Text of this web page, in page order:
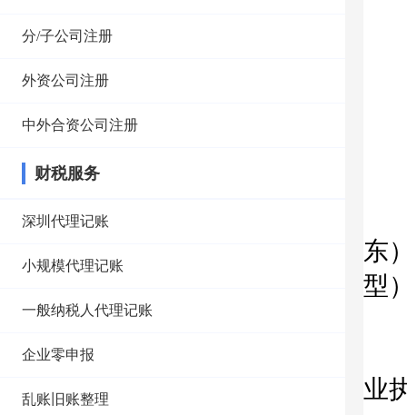
分/子公司注册
外资公司注册
中外合资公司注册
财税服务
深圳代理记账
小规模代理记账
一般纳税人代理记账
企业零申报
乱账旧账整理
东
型
业